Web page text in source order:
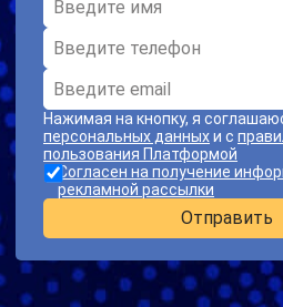
Нажимая на кнопку, я
персональных данныхи с
пользования Платформой
Согласен на получение
рекламной рассылки
Отправить